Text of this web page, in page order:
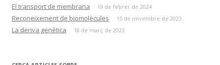
El transport de membrana 19 de febrer de 2024
Reconeixement de biomolècules 15 de novembre de 2023
La deriva genètica 18 de març de 2023